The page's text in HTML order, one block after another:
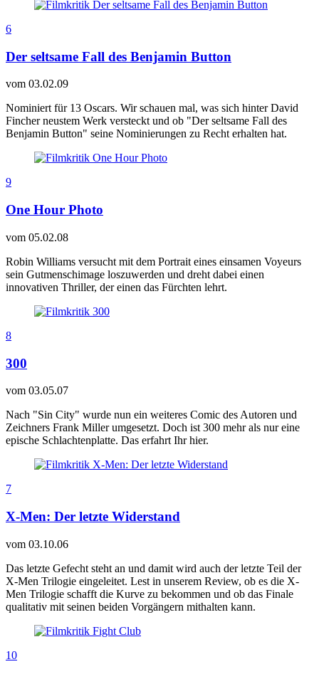
6
Der seltsame Fall des Benjamin Button
vom 03.02.09
Nominiert für 13 Oscars. Wir schauen mal, was sich hinter David
Fincher neustem Werk versteckt und ob "Der seltsame Fall des
Benjamin Button" seine Nominierungen zu Recht erhalten hat.
9
One Hour Photo
vom 05.02.08
Robin Williams versucht mit dem Portrait eines einsamen Voyeurs
sein Gutmenschimage loszuwerden und dreht dabei einen
innovativen Thriller, der einen das Fürchten lehrt.
8
300
vom 03.05.07
Nach "Sin City" wurde nun ein weiteres Comic des Autoren und
Zeichners Frank Miller umgesetzt. Doch ist 300 mehr als nur eine
epische Schlachtenplatte. Das erfahrt Ihr hier.
7
X-Men: Der letzte Widerstand
vom 03.10.06
Das letzte Gefecht steht an und damit wird auch der letzte Teil der
X-Men Trilogie eingeleitet. Lest in unserem Review, ob es die X-
Men Trilogie schafft die Kurve zu bekommen und ob das Finale
qualitativ mit seinen beiden Vorgängern mithalten kann.
10